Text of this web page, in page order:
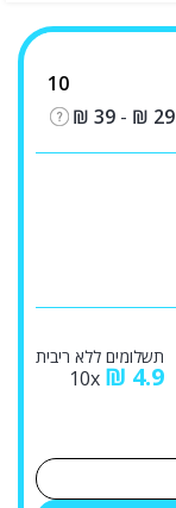
10
₪ 29
-
₪ 39
תשלומים ללא ריבית
₪ 4.9